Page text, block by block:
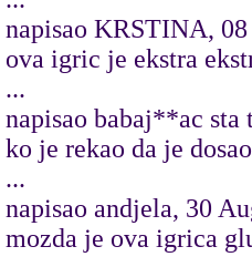
napisao KRSTINA,
ova igric je ekstra
...
napisao babaj**ac sta
ko je rekao da je
...
napisao andjela, 30
mozda je ova igrica